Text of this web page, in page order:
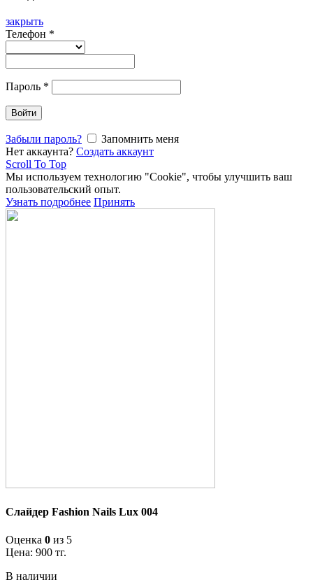
закрыть
Телефон *
Пароль *
Войти
Забыли пароль?
Запомнить меня
Нет аккаунта? Создать аккаунт
Scroll To Top
Мы используем технологию "Cookie", чтобы улучшить ваш
пользовательский опыт.
Узнать подробнее Принять
Слайдер Fashion Nails Lux 004
Оценка 0 из 5
Цена: 900 тг.
В наличии